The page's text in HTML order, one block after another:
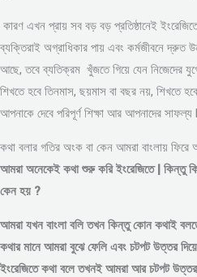
কারণ এখন প্রায় সব বড় বড় প্রতিষ্ঠানেই ইংরেজিতে
ব্যক্তিরাই অগ্রাধিকার পায় এবং কর্মজীবনে
আছে, তবে ব্যতিক্রম খুঁজতে গিয়ে যেন নিজেদের
শিখতে হবে তিনমাস, ছয়মাস বা বছর নয়, শিখতে
আপনাকে দেবে পরিপূর্ণ শিক্ষা আর আপনাদের
কথা বলার গতির অংক বা কেন আমরা বাংলায় ফিরে
আমরা অনেকেই কথা শুরু করি ইংরেজিতে | কিন্তু
কেন হয় ?
আমরা যখন বাংলা বলি তখন কিন্তু কোন কথাই
কথার মানে আমরা বুঝে ফেলি এবং চটপট উত্তর
ইংরেজিতে কথা বলে তখনই আমরা আর চটপট উত্তর